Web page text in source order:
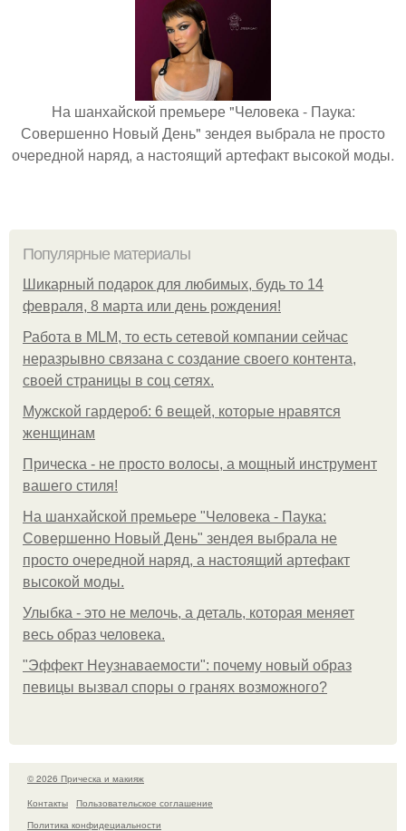
На шанхайской премьере "Человека - Паука:
Совершенно Новый День" зендея выбрала не просто
очередной наряд, а настоящий артефакт высокой моды.
Популярные материалы
Шикарный подарок для любимых, будь то 14
февраля, 8 марта или день рождения!
Работа в MLM, то есть сетевой компании сейчас
неразрывно связана с создание своего контента,
своей страницы в соц сетях.
Мужской гардероб: 6 вещей, которые нравятся
женщинам
Прическа - не просто волосы, а мощный инструмент
вашего стиля!
На шанхайской премьере "Человека - Паука:
Совершенно Новый День" зендея выбрала не
просто очередной наряд, а настоящий артефакт
высокой моды.
Улыбка - это не мелочь, а деталь, которая меняет
весь образ человека.
"Эффект Неузнаваемости": почему новый образ
певицы вызвал споры о гранях возможного?
© 2026 Прическа и макияж
Контакты
Пользовательское соглашение
Политика конфидециальности